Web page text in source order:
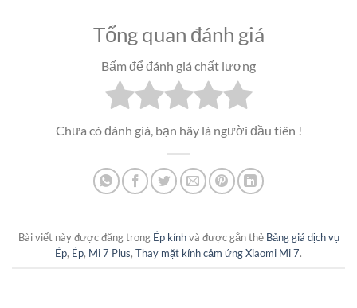
Tổng quan đánh giá
Bấm để đánh giá chất lượng
Chưa có đánh giá, bạn hãy là người đầu tiên !
Bài viết này được đăng trong Ép kínhvà được gắn thẻ Bảng giá dịch vụ
Ép, Ép, Mi 7 Plus, Thay mặt kính cảm ứng Xiaomi Mi 7.